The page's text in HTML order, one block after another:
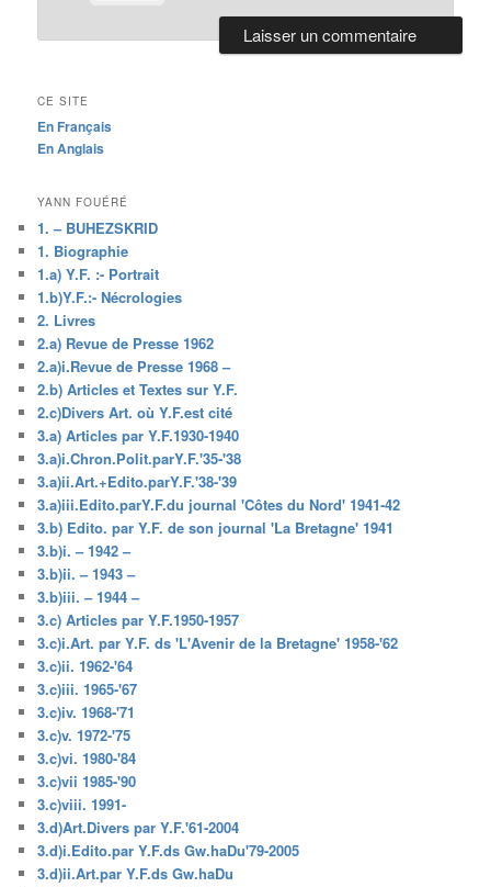
CE SITE
En Français
En Anglais
YANN FOUÉRÉ
1. – BUHEZSKRID
1. Biographie
1.a) Y.F. :- Portrait
1.b)Y.F.:- Nécrologies
2. Livres
2.a) Revue de Presse 1962
2.a)i.Revue de Presse 1968 –
2.b) Articles et Textes sur Y.F.
2.c)Divers Art. où Y.F.est cité
3.a) Articles par Y.F.1930-1940
3.a)i.Chron.Polit.parY.F.'35-'38
3.a)ii.Art.+Edito.parY.F.'38-'39
3.a)iii.Edito.parY.F.du journal 'Côtes du Nord' 1941-42
3.b) Edito. par Y.F. de son journal 'La Bretagne' 1941
3.b)i. – 1942 –
3.b)ii. – 1943 –
3.b)iii. – 1944 –
3.c) Articles par Y.F.1950-1957
3.c)i.Art. par Y.F. ds 'L'Avenir de la Bretagne' 1958-'62
3.c)ii. 1962-'64
3.c)iii. 1965-'67
3.c)iv. 1968-'71
3.c)v. 1972-'75
3.c)vi. 1980-'84
3.c)vii 1985-'90
3.c)viii. 1991-
3.d)Art.Divers par Y.F.'61-2004
3.d)i.Edito.par Y.F.ds Gw.haDu'79-2005
3.d)ii.Art.par Y.F.ds Gw.haDu